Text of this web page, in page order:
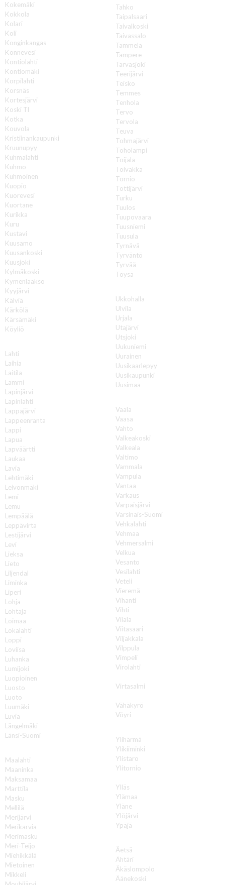
Kokemäki
Kokkola
Kolari
Koli
Konginkangas
Konnevesi
Kontiolahti
Kontiomäki
Korpilahti
Korsnäs
Kortesjärvi
Koski Tl
Kotka
Kouvola
Kristiinankaupunki
Kruunupyy
Kuhmalahti
Kuhmo
Kuhmoinen
Kuopio
Kuorevesi
Kuortane
Kurikka
Kuru
Kustavi
Kuusamo
Kuusankoski
Kuusjoki
Kylmäkoski
Kymenlaakso
Kyyjärvi
Kälviä
Kärkölä
Kärsämäki
Köyliö
Lahti
Laihia
Laitila
Lammi
Lapinjärvi
Lapinlahti
Lappajärvi
Lappeenranta
Lappi
Lapua
Lapväärtti
Laukaa
Lavia
Lehtimäki
Leivonmäki
Lemi
Lemu
Lempäälä
Leppävirta
Lestijärvi
Levi
Lieksa
Lieto
Liljendal
Liminka
Liperi
Lohja
Lohtaja
Loimaa
Lokalahti
Loppi
Loviisa
Luhanka
Lumijoki
Luopioinen
Luosto
Luoto
Luumäki
Luvia
Längelmäki
Länsi-Suomi
Maalahti
Maaninka
Maksamaa
Marttila
Masku
Mellilä
Merijärvi
Merikarvia
Merimasku
Meri-Teijo
Miehikkälä
Mietoinen
Mikkeli
Tahko
Taipalsaari
Taivalkoski
Taivassalo
Tammela
Tampere
Tarvasjoki
Teerijärvi
Teisko
Temmes
Tenhola
Tervo
Tervola
Teuva
Tohmajärvi
Toholampi
Toijala
Toivakka
Tornio
Tottijärvi
Turku
Tuulos
Tuupovaara
Tuusniemi
Tuusula
Tyrnävä
Tyrväntö
Tyrvää
Töysä
Ukkohalla
Ulvila
Urjala
Utajärvi
Utsjoki
Uukuniemi
Uurainen
Uusikaarlepyy
Uusikaupunki
Uusimaa
Vaala
Vaasa
Vahto
Valkeakoski
Valkeala
Valtimo
Vammala
Vampula
Vantaa
Varkaus
Varpaisjärvi
Varsinais-Suomi
Vehkalahti
Vehmaa
Vehmersalmi
Velkua
Vesanto
Vesilahti
Veteli
Vieremä
Vihanti
Vihti
Viiala
Viitasaari
Viljakkala
Vilppula
Vimpeli
Virolahti
Virtasalmi
Vähäkyrö
Vöyri
Ylihärmä
Ylikiiminki
Ylistaro
Ylitornio
Ylläs
Ylämaa
Yläne
Ylöjärvi
Ypäjä
Äetsä
Ähtäri
Äkäslompolo
Äänekoski